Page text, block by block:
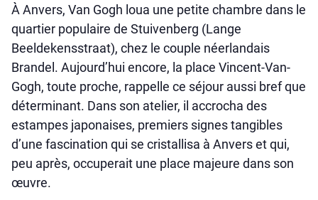
À Anvers, Van Gogh loua une petite chambre dans le
quartier populaire de Stuivenberg (Lange
Beeldekensstraat), chez le couple néerlandais
Brandel. Aujourd’hui encore, la place Vincent-Van-
Gogh, toute proche, rappelle ce séjour aussi bref que
déterminant. Dans son atelier, il accrocha des
estampes japonaises, premiers signes tangibles
d’une fascination qui se cristallisa à Anvers et qui,
peu après, occuperait une place majeure dans son
œuvre.